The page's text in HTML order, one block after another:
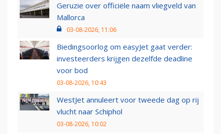
Geruzie over officiële naam vliegveld van
Mallorca
03-08-2026, 11:06
Biedingsoorlog om easyJet gaat verder:
investeerders krijgen dezelfde deadline
voor bod
03-08-2026, 10:43
WestJet annuleert voor tweede dag op rij
vlucht naar Schiphol
03-08-2026, 10:02